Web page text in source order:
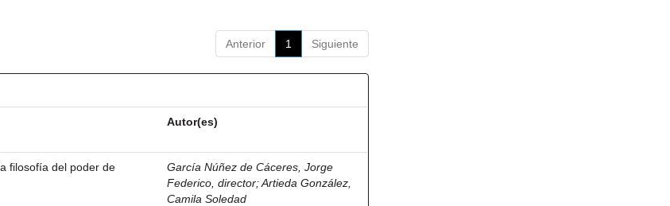
Anterior 1 Siguiente
Autor(es)
filosofía del poder de
García Núñez de Cáceres, Jorge
Federico, director;Artieda González,
Camila Soledad